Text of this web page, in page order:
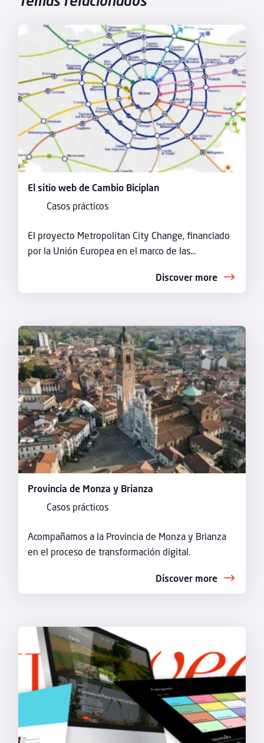
El sitio web de Cambio Biciplan
Casos prácticos
El proyecto Metropolitan City Change, financiado
por la Unión Europea en el marco de las...
Discover more
Provincia de Monza y Brianza
Casos prácticos
Acompañamos a la Provincia de Monza y Brianza
en el proceso de transformación digital.
Discover more